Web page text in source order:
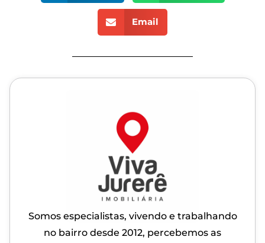
Email
Somos especialistas, vivendo e trabalhando
no bairro desde 2012, percebemos as